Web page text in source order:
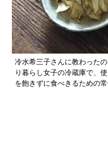
冷水希三子さんに教わった
り暮らし女子の冷蔵庫で、
を飽きずに食べきるための